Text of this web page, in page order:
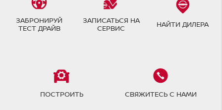
ЗАБРОНИРУЙ
ТЕСТ ДРАЙВ
ЗАПИСАТЬСЯ НА
СЕРВИС
НАЙТИ ДИЛЕРА
ПОСТРОИТЬ СВЯЖИТЕСЬ С НАМИ